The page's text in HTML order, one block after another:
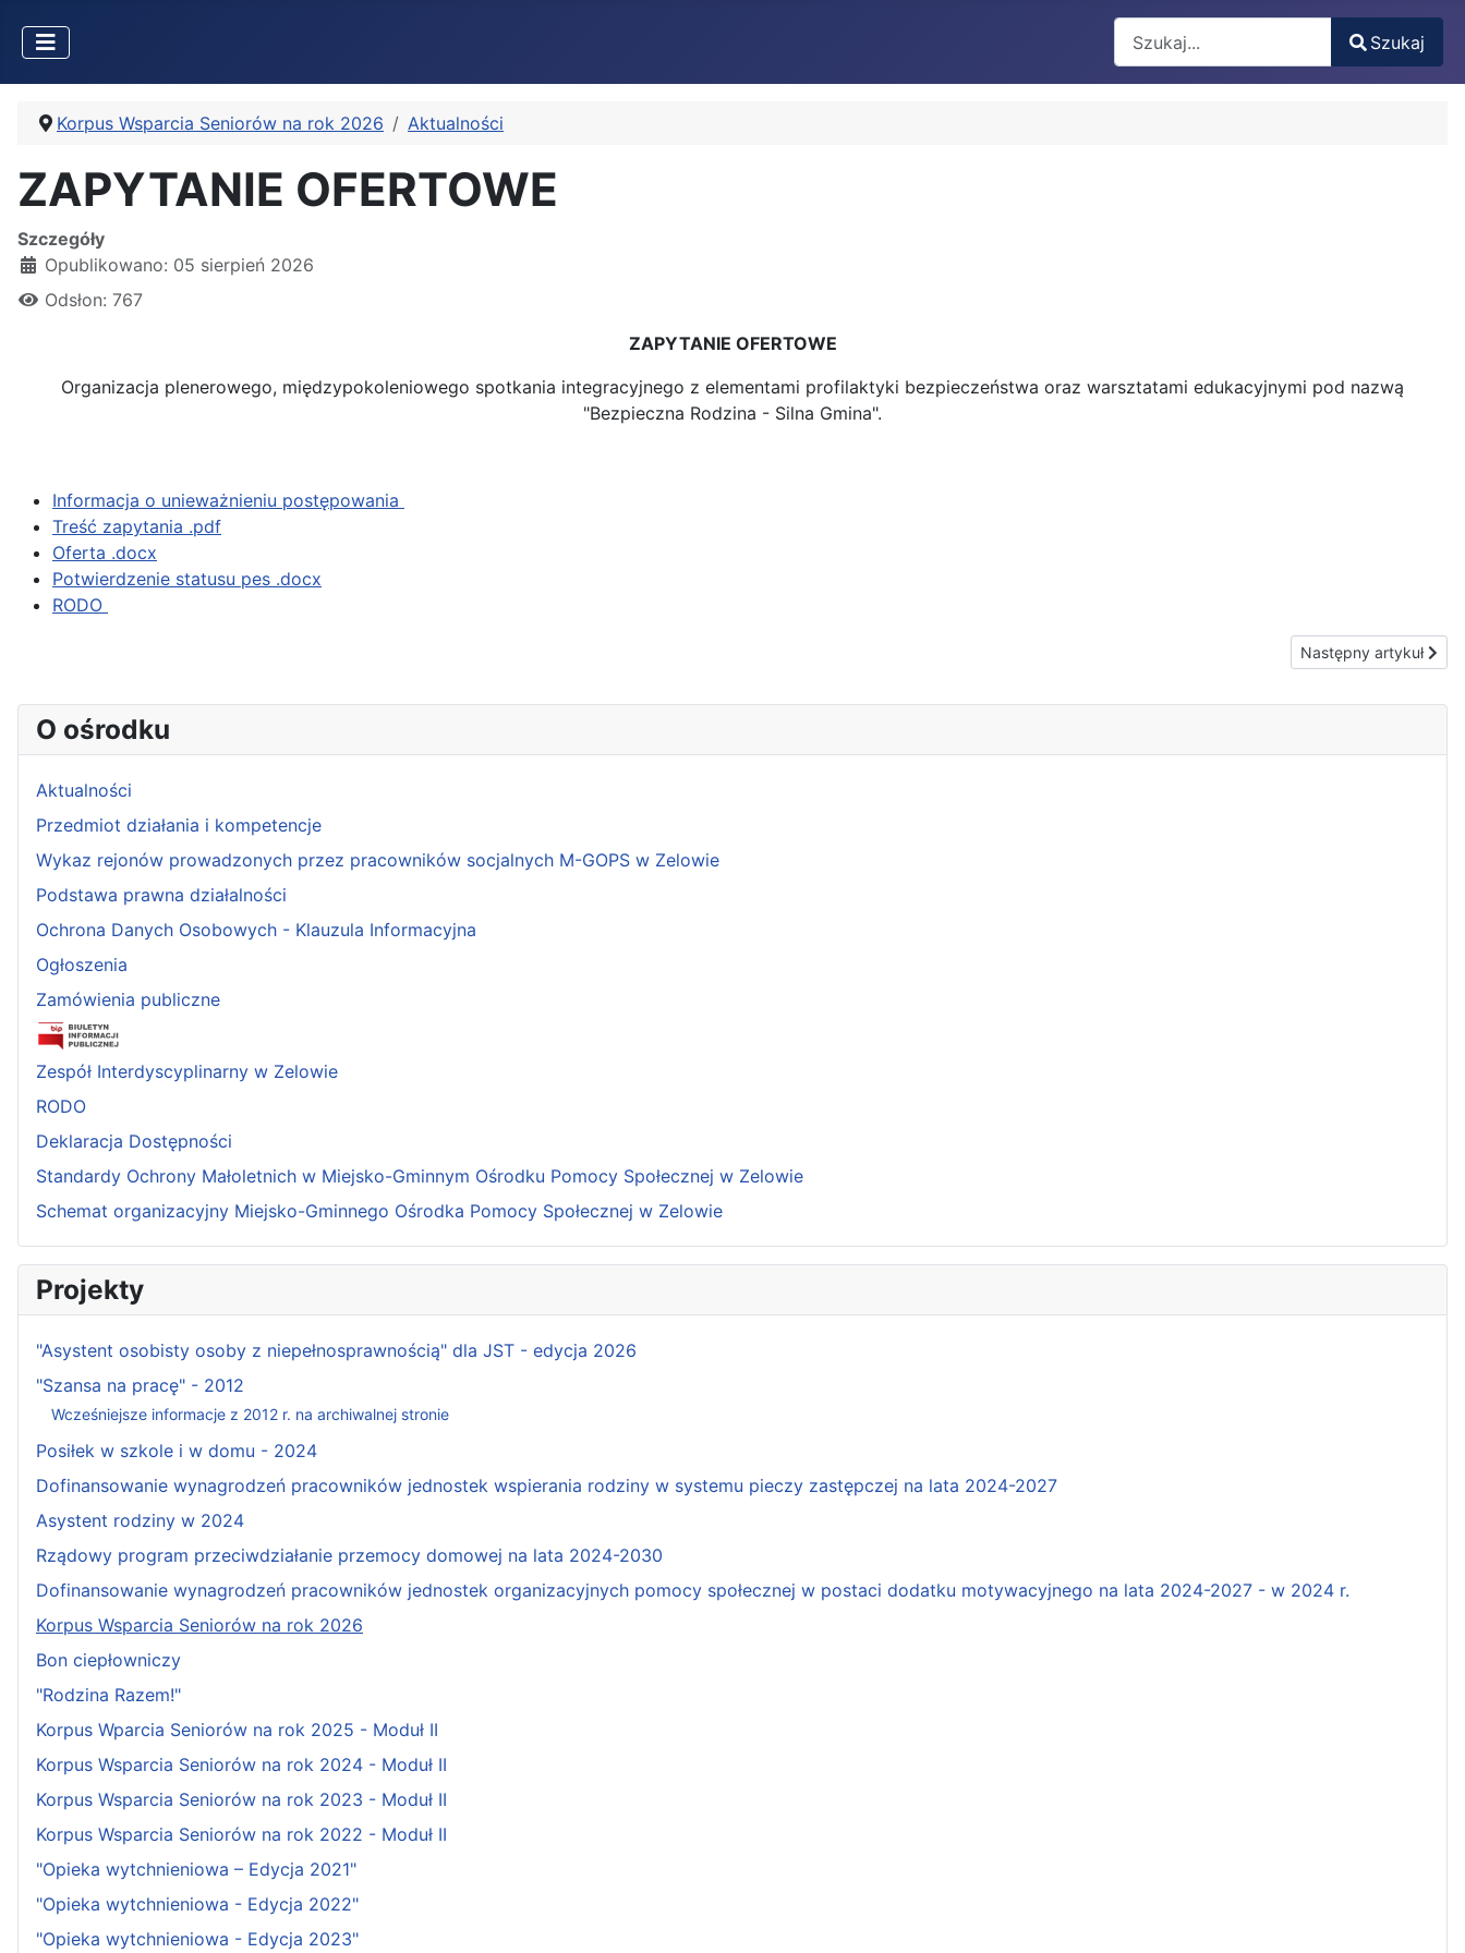
Type 2 or more characters for results.
Szukaj
Korpus Wsparcia Seniorów na rok 2026 Aktualności
ZAPYTANIE OFERTOWE
Szczegóły
Opublikowano: 05 sierpień 2026
Odsłon: 767
ZAPYTANIE OFERTOWE
Organizacja plenerowego, międzypokoleniowego spotkania integracyjnego z elementami profilaktyki bezpieczeństwa oraz warsztatami edukacyjnymi pod nazwą
"Bezpieczna Rodzina - Silna Gmina".
Informacja o unieważnieniu postępowania
Treść zapytania .pdf
Oferta .docx
Potwierdzenie statusu pes .docx
RODO
Następny artykuł:
Następny artykuł
O ośrodku
Aktualności
Przedmiot działania i kompetencje
Wykaz rejonów prowadzonych przez pracowników socjalnych M-GOPS w Zelowie
Podstawa prawna działalności
Ochrona Danych Osobowych - Klauzula Informacyjna
Ogłoszenia
Zamówienia publiczne
Zespół Interdyscyplinarny w Zelowie
RODO
Deklaracja Dostępności
Standardy Ochrony Małoletnich w Miejsko-Gminnym Ośrodku Pomocy Społecznej w Zelowie
Schemat organizacyjny Miejsko-Gminnego Ośrodka Pomocy Społecznej w Zelowie
Projekty
"Asystent osobisty osoby z niepełnosprawnością" dla JST - edycja 2026
"Szansa na pracę" - 2012
Wcześniejsze informacje z 2012 r. na archiwalnej stronie
Posiłek w szkole i w domu - 2024
Dofinansowanie wynagrodzeń pracowników jednostek wspierania rodziny w systemu pieczy zastępczej na lata 2024-2027
Asystent rodziny w 2024
Rządowy program przeciwdziałanie przemocy domowej na lata 2024-2030
Dofinansowanie wynagrodzeń pracowników jednostek organizacyjnych pomocy społecznej w postaci dodatku motywacyjnego na lata 2024-2027 - w 2024 r.
Korpus Wsparcia Seniorów na rok 2026
Bon ciepłowniczy
"Rodzina Razem!"
Korpus Wparcia Seniorów na rok 2025 - Moduł II
Korpus Wsparcia Seniorów na rok 2024 - Moduł II
Korpus Wsparcia Seniorów na rok 2023 - Moduł II
Korpus Wsparcia Seniorów na rok 2022 - Moduł II
"Opieka wytchnieniowa – Edycja 2021"
"Opieka wytchnieniowa - Edycja 2022"
"Opieka wytchnieniowa - Edycja 2023"